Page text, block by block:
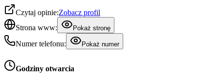
Czytaj opinie:Zobacz profil
Strona www:
Pokaż stronę
Numer telefonu: Pokaż numer
Godziny otwarcia